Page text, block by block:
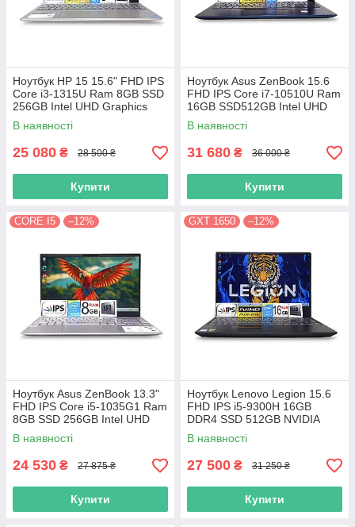
Ноутбук HP 15 15.6" FHD IPS
Сore i3-1315U Ram 8GB SSD
256GB Intel UHD Graphics
В наявності
25 080 ₴ 28 500 ₴
Купити
Ноутбук Asus ZenBook 15.6
FHD IPS Core i7-10510U Ram
16GB SSD512GB Intel UHD
Graphics
В наявності
31 680 ₴ 36 000 ₴
Купити
CORE I5 –12%
Ноутбук Asus ZenBook 13.3"
FHD IPS Core i5-1035G1 Ram
8GB SSD 256GB Intel UHD
Graphics
В наявності
24 530 ₴ 27 875 ₴
Купити
GXT 1650 –12%
Ноутбук Lenovo Legion 15.6
FHD IPS i5-9300H 16GB
DDR4 SSD 512GB NVIDIA
GTX1650
В наявності
27 500 ₴ 31 250 ₴
Купити